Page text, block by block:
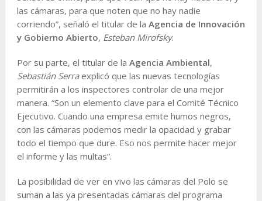
las cámaras, para que noten que no hay nadie
corriendo”, señaló el titular de la Agencia de Innovación
y Gobierno Abierto, Esteban Mirofsky.
Por su parte, el titular de la Agencia Ambiental,
Sebastián Serraexplicó que las nuevas tecnologías
permitirán a los inspectores controlar de una mejor
manera. “Son un elemento clave para el Comité Técnico
Ejecutivo. Cuando una empresa emite humos negros,
con las cámaras podemos medir la opacidad y grabar
todo el tiempo que dure. Eso nos permite hacer mejor
el informe y las multas”.
La posibilidad de ver en vivo las cámaras del Polo se
suman a las ya presentadas cámaras del programa